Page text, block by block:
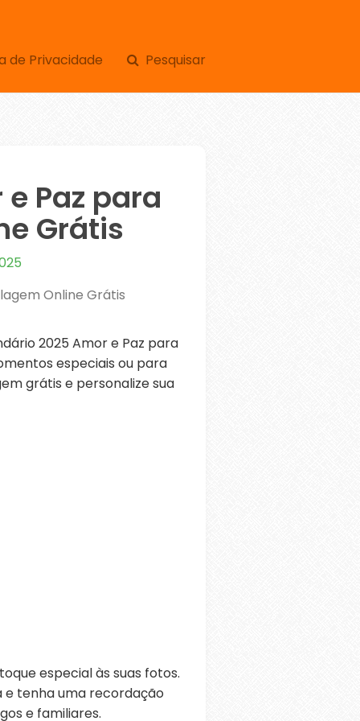
de Privacidade Pesquisar
Paz para
Grátis
Online Grátis
2025 Amor e Paz para
especiais ou para
grátis e personalize sua
especial às suas fotos.
e tenha uma recordação
e familiares.